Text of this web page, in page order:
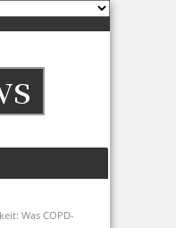
Was COPD-